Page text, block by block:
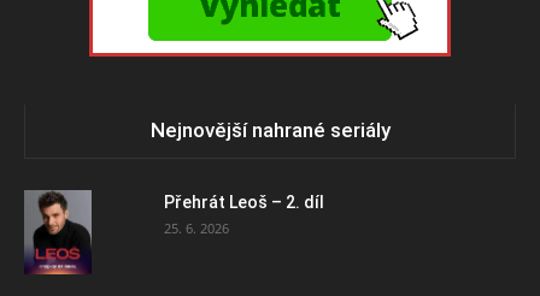
Nejnovější nahrané seriály
Přehrát Leoš – 2. díl
25. 6. 2026